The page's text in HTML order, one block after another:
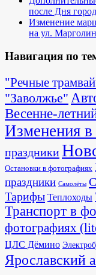
после Дня
Изменение
на ул.
Навигация по
"Речные
"Заволжье"
Весенне-
Изменения в
праздники
Остановки в фотографиях
праздники Самолёты
Тарифы Теплоходы
Транспорт в
фотографиях
ЦЛС Дёмино
Ярославский